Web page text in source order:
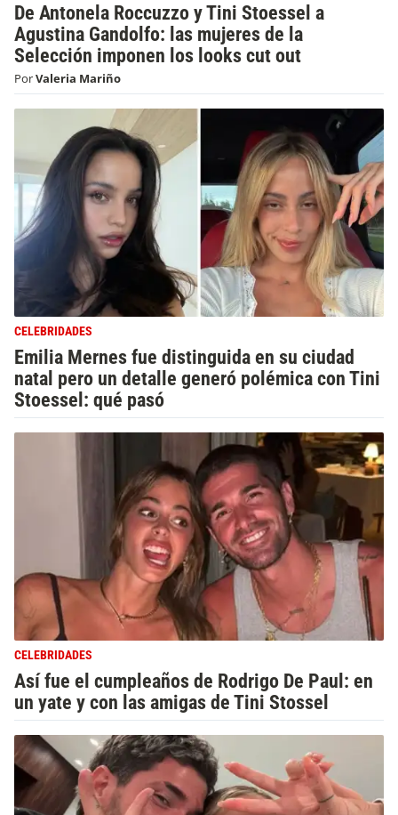
De Antonela Roccuzzo y Tini Stoessel a
Agustina Gandolfo: las mujeres de la
Selección imponen los looks cut out
PorValeria Mariño
CELEBRIDADES
Emilia Mernes fue distinguida en su ciudad
natal pero un detalle generó polémica con Tini
Stoessel: qué pasó
CELEBRIDADES
Así fue el cumpleaños de Rodrigo De Paul: en
un yate y con las amigas de Tini Stossel